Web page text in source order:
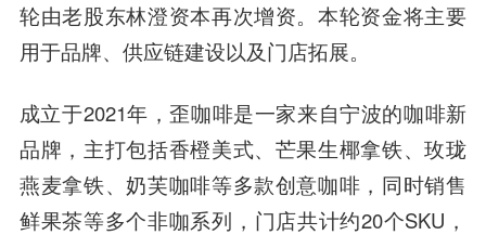
轮由老股东林澄资本再次增资。本轮资金将主要
用于品牌、供应链建设以及门店拓展。
成立于2021年，歪咖啡是一家来自宁波的咖啡新
品牌，主打包括香橙美式、芒果生椰拿铁、玫珑
燕麦拿铁、奶芙咖啡等多款创意咖啡，同时销售
鲜果茶等多个非咖系列，门店共计约20个SKU，